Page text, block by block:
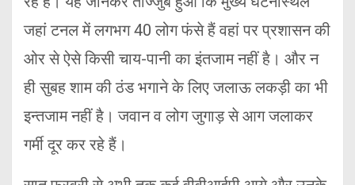
जहां टनल में लगभग 40 लोग फंसे हैं वहां पर प्रशासन की
ओर से ऐसे किसी चाय-पानी का इंतजाम नहीं है। और न
ही सुबह शाम की ठंड भगाने के लिए जलाऊ लकड़ी का भी
इन्तजाम नहीं है। जवान व लोग जुगाड़ से आग जलाकर
गर्मी दूर कर रहे हैं।